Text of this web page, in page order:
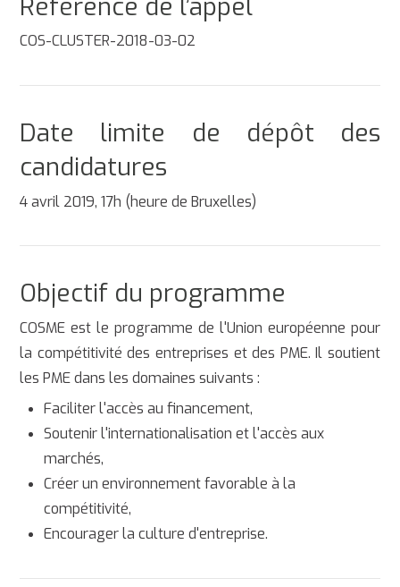
Référence de l’appel
COS-CLUSTER-2018-03-02
Date limite de dépôt des
candidatures
4 avril 2019, 17h (heure de Bruxelles)
Objectif du programme
COSME est le programme de l'Union européenne pour
la compétitivité des entreprises et des PME. Il soutient
les PME dans les domaines suivants :
Faciliter l'accès au financement,
Soutenir l'internationalisation et l'accès aux
marchés,
Créer un environnement favorable à la
compétitivité,
Encourager la culture d'entreprise.